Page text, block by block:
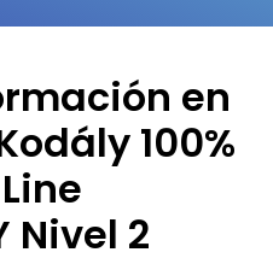
en
100%
Nivel 2